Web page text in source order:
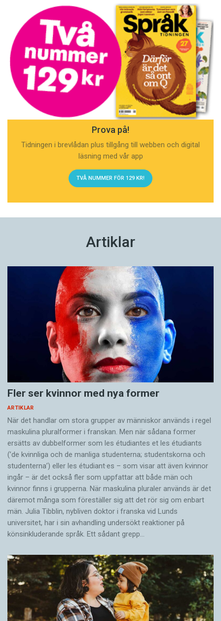
Prova på!
Tidningen i brevlådan plus tillgång till webben och digital
läsning med vår app
TVÅ NUMMER FÖR 129 KR!
Artiklar
Fler ser kvinnor med nya former
ARTIKLAR
När det handlar om stora grupper av människor används i regel
maskulina pluralformer i franskan. Men när sådana ­former
ersätts av dubbel­former som les étudiantes et les étudiants
(’de kvinnliga och de manliga studenterna; studentskorna och
studenterna’) eller les étudiant·es – som visar att även kvinnor
ingår – är det också fler som uppfattar att både män och
kvinnor finns i grupperna. När maskulina pluraler används är det
där­emot många som föreställer sig att det rör sig om enbart
män. Julia Tibblin, nybliven doktor i franska vid Lunds
universitet, har i sin avhandling undersökt reaktioner på
könsinkluderande språk. Ett sådant grepp…